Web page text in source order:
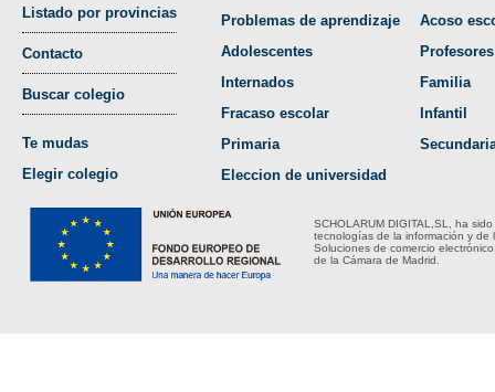
Listado por provincias
Contacto
Buscar colegio
Te mudas
Elegir colegio
Problemas de aprendizaje
Adolescentes
Internados
Fracaso escolar
Primaria
Eleccion de universidad
Acoso
Profesores
Familia
Infantil
SCHOLARUM DIGITAL,SL, ha
tecnologías de la información y de
Soluciones de comercio
de la Cámara de Madrid.